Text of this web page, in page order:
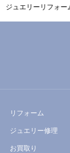
リーリフォーム
リフォーム
ジュエリー修理
お買取り